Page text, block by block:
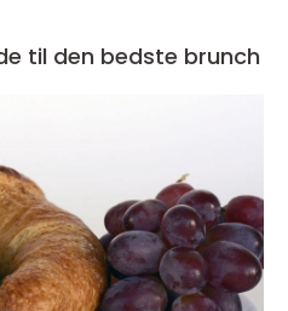
til den bedste brunch